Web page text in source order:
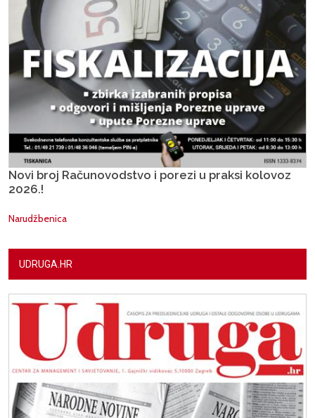
Novi broj Računovodstvo i porezi u praksi kolovoz
2026.!
Narudžbenica
UDRUGA.HR